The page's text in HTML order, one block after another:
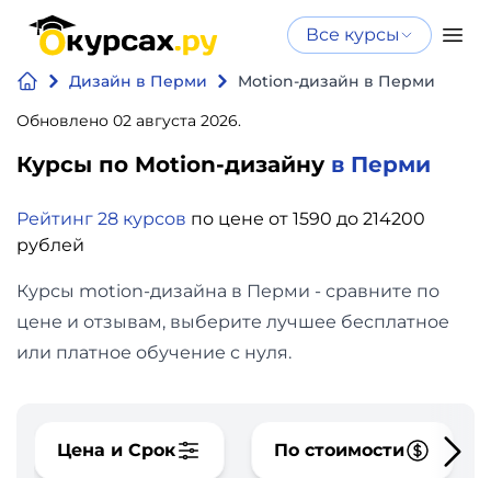
Все курсы
Дизайн в Перми
Motion-дизайн в Перми
Обновлено 02 августа 2026.
Курсы по Motion-дизайну в Перми
Рейтинг 28 курсов по цене от 1590 до 214200
рублей
Курсы motion-дизайна в Перми - сравните по
цене и отзывам, выберите лучшее бесплатное
или платное обучение с нуля.
Цена и Срок По стоимости
Нейросеть
Программирование
Бизнес
и
финансы
Дизайн
Видео,
Курсы по
искусственному
Курсы по нейросетям